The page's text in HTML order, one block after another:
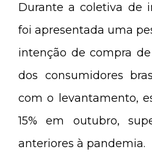
Durante a coletiva de
foi apresentada uma
intenção de compra
dos consumidores
com o levantamento,
15% em outubro,
anteriores à pandemia.